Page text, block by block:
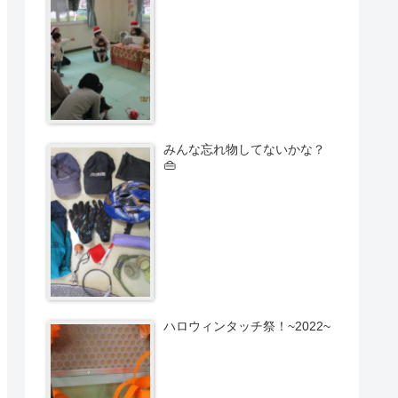
みんな忘れ物してないかな？
👜
ハロウィンタッチ祭！~2022~